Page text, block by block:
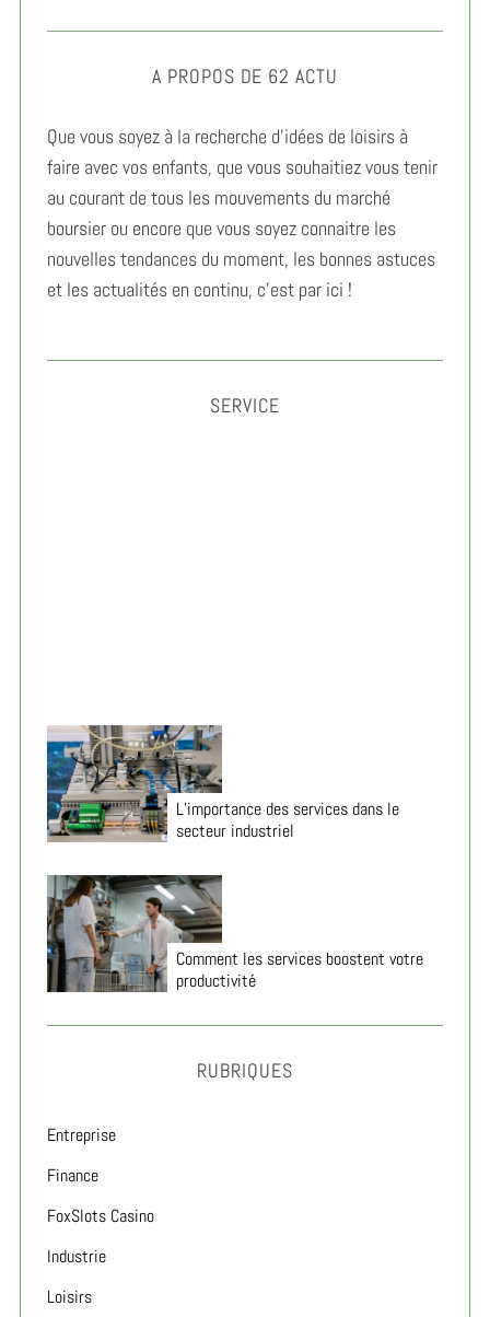
A PROPOS DE 62 ACTU
Que vous soyez à la recherche d’idées de loisirs à
faire avec vos enfants, que vous souhaitiez vous tenir
au courant de tous les mouvements du marché
boursier ou encore que vous soyez connaitre les
nouvelles tendances du moment, les bonnes astuces
et les actualités en continu, c’est par ici !
SERVICE
L’importance des services dans le
secteur industriel
Comment les services boostent votre
productivité
RUBRIQUES
Entreprise
Finance
FoxSlots Casino
Industrie
Loisirs